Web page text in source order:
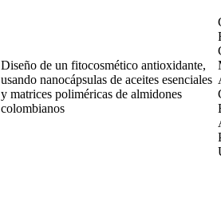
Diseño de un fitocosmético antioxidante,
usando nanocápsulas de aceites esenciales
y matrices poliméricas de almidones
colombianos